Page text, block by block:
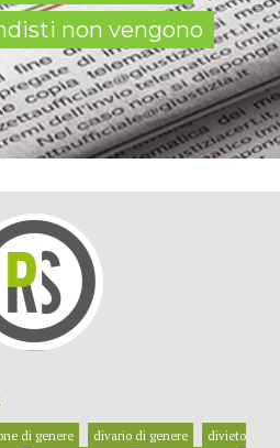
non vengono
di genere divario di genere
divieto